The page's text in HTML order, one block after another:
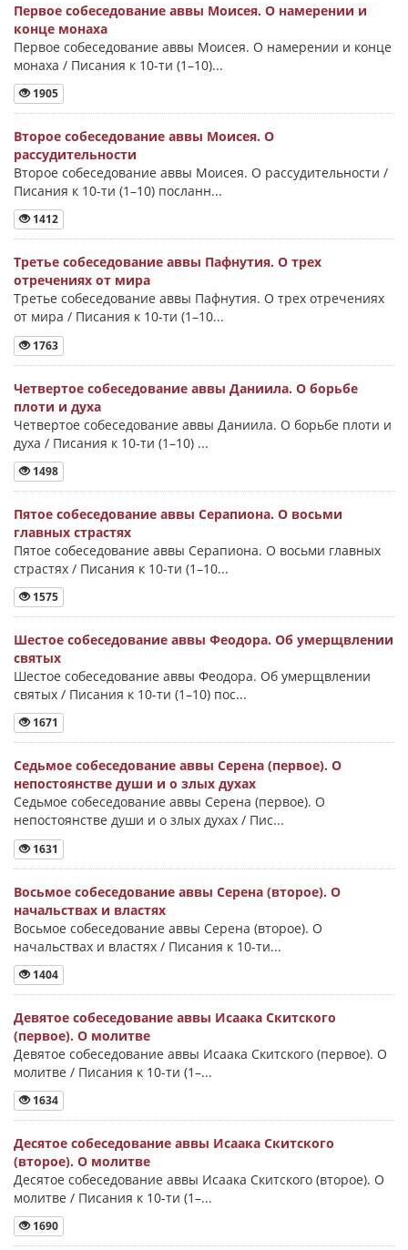
Первое собеседование аввы Моисея. О намерении и
конце монаха
Первое собеседование аввы Моисея. О намерении и конце
монаха / Писания к 10-ти (1–10)...
1905
Второе собеседование аввы Моисея. О
рассудительности
Второе собеседование аввы Моисея. О рассудительности /
Писания к 10-ти (1–10) посланн...
1412
Третье собеседование аввы Пафнутия. О трех
отречениях от мира
Третье собеседование аввы Пафнутия. О трех отречениях
от мира / Писания к 10-ти (1–10...
1763
Четвертое собеседование аввы Даниила. О борьбе
плоти и духа
Четвертое собеседование аввы Даниила. О борьбе плоти и
духа / Писания к 10-ти (1–10) ...
1498
Пятое собеседование аввы Серапиона. О восьми
главных страстях
Пятое собеседование аввы Серапиона. О восьми главных
страстях / Писания к 10-ти (1–10...
1575
Шестое собеседование аввы Феодора. Об умерщвлении
святых
Шестое собеседование аввы Феодора. Об умерщвлении
святых / Писания к 10-ти (1–10) пос...
1671
Седьмое собеседование аввы Серена (первое). О
непостоянстве души и о злых духах
Седьмое собеседование аввы Серена (первое). О
непостоянстве души и о злых духах / Пис...
1631
Восьмое собеседование аввы Серена (второе). О
начальствах и властях
Восьмое собеседование аввы Серена (второе). О
начальствах и властях / Писания к 10-ти...
1404
Девятое собеседование аввы Исаака Скитского
(первое). О молитве
Девятое собеседование аввы Исаака Скитского (первое). О
молитве / Писания к 10-ти (1–...
1634
Десятое собеседование аввы Исаака Скитского
(второе). О молитве
Десятое собеседование аввы Исаака Скитского (второе). О
молитве / Писания к 10-ти (1–...
1690